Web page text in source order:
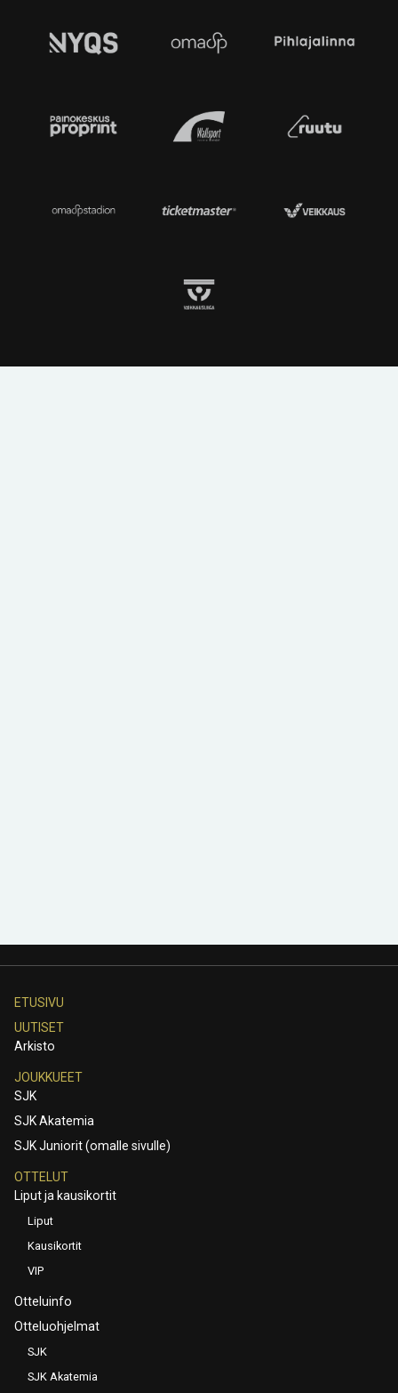
ETUSIVU
UUTISET
Arkisto
JOUKKUEET
SJK
SJK Akatemia
SJK Juniorit (omalle sivulle)
OTTELUT
Liput ja kausikortit
Liput
Kausikortit
VIP
Otteluinfo
Otteluohjelmat
SJK
SJK Akatemia